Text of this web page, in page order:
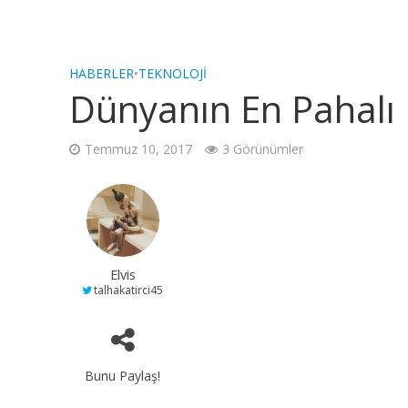
HABERLER•TEKNOLOJI
Dünyanın En
Temmuz 10, 2017 3 Görünümler
Elvis
talhakatirci45
Bunu Paylaş!